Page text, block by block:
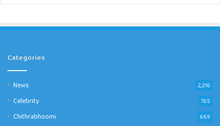
Categories
News 2,216
Celebrity 765
Chithrabhoomi 669